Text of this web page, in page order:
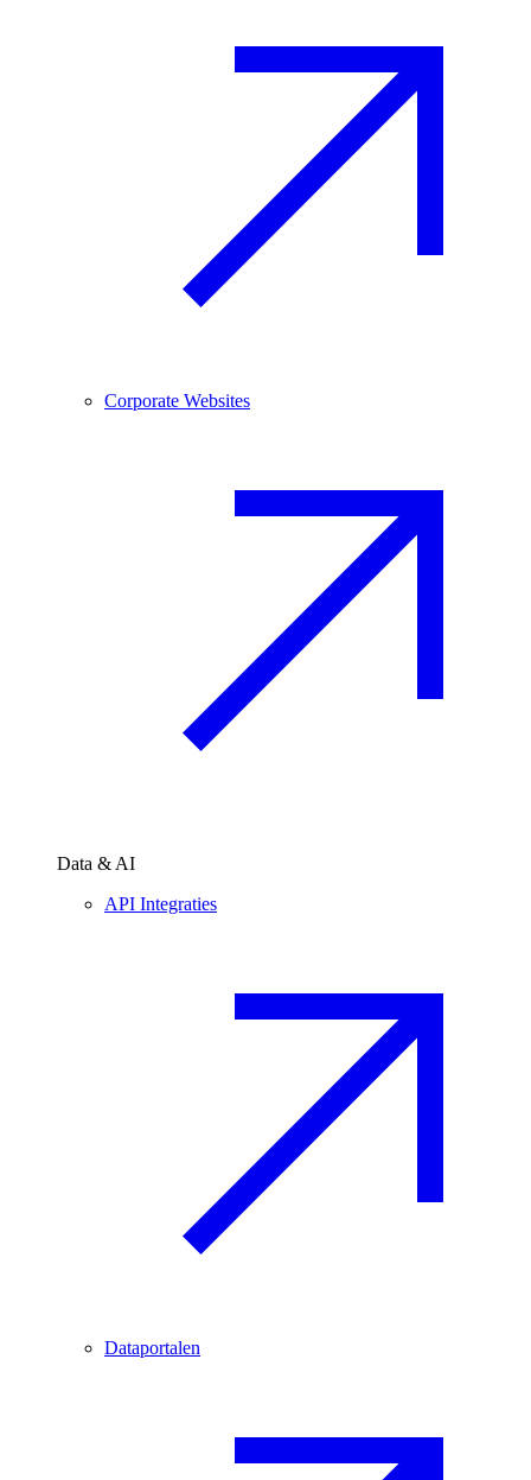
Corporate Websites
Data & AI
API Integraties
Dataportalen